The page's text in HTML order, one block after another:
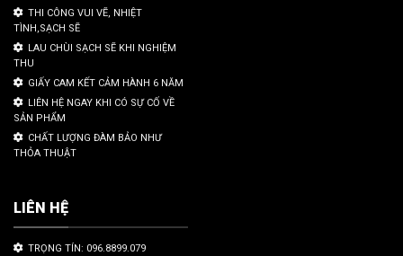
THI CÔNG VUI VẼ, NHIỆT
TÌNH,SẠCH SẼ
LAU CHÙI SẠCH SẼ KHI NGHIỆM
THU
GIẤY CAM KẾT CẢM HÀNH 6 NĂM
LIÊN HỆ NGAY KHI CÓ SỰ CỐ VỀ
SẢN PHẨM
CHẤT LƯỢNG ĐÀM BẢO NHƯ
THỎA THUẬT
LIÊN HỆ
TRỌNG TÍN: 096.8899.079